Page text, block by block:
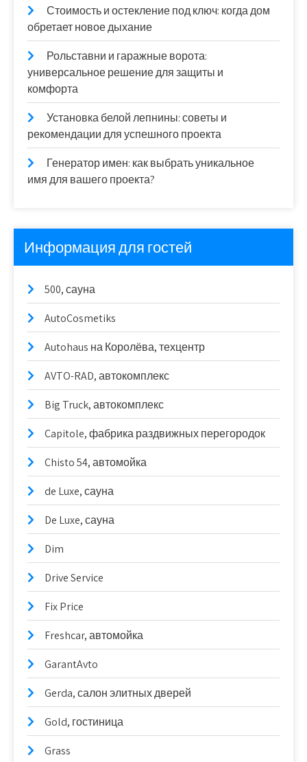
Стоимость и остекление под ключ: когда дом
обретает новое дыхание
Рольставни и гаражные ворота:
универсальное решение для защиты и
комфорта
Установка белой лепнины: советы и
рекомендации для успешного проекта
Генератор имен: как выбрать уникальное
имя для вашего проекта?
Информация для гостей
500, сауна
AutoCosmetiks
Autohaus на Королёва, техцентр
AVTO-RAD, автокомплекс
Big Truck, автокомплекс
Capitole, фабрика раздвижных перегородок
Chisto 54, автомойка
de Luxe, сауна
De Luxe, сауна
Dim
Drive Service
Fix Price
Freshcar, автомойка
GarantAvto
Gerda, салон элитных дверей
Gold, гостиница
Grass